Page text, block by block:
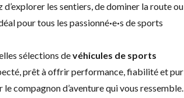
d’explorer les sentiers, de dominer la route ou
pour tous les passionné·e·s de sports
sélections devéhicules de sports
prêt à offrir performance, fiabilité et pur
compagnon d’aventure qui vous ressemble.